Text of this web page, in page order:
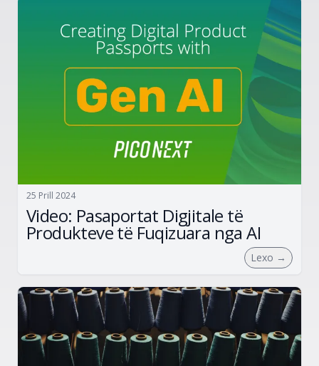
25 Prill 2024
Video: Pasaportat Digjitale të
Produkteve të Fuqizuara nga AI
Lexo →